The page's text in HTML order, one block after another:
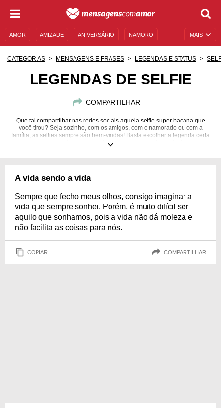
MAIS
AMOR AMIZADE ANIVERSÁRIO NAMORO
CATEGORIAS MENSAGENS E FRASES LEGENDAS E STATUS
LEGENDAS DE SELFIE
COMPARTILHAR
Que tal compartilhar nas redes sociais aquela selfie super bacana que
você tirou? Seja sozinho, com os amigos, com o namorado ou com a
família, as selfies sempre são bem-vindas! Basta escolher a legenda certa
para arrasar entre seus seguidores e esperar a chuva de likes e
A vida sendo a vida
Sempre que fecho meus olhos, consigo imaginar a
vida que sempre sonhei. Porém, é muito difícil ser
aquilo que sonhamos, pois a vida não dá moleza e
não facilita as coisas para nós.
COPIAR COMPARTILHAR